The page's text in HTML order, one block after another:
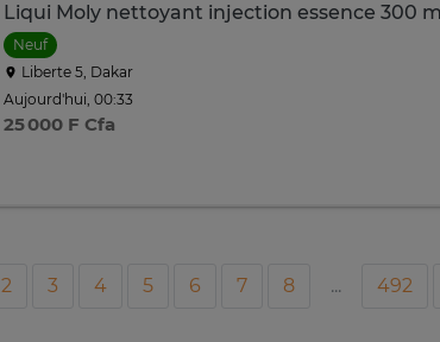
Liqui Moly nettoyant injection essence 300
Neuf
Liberte 5, Dakar
Aujourd'hui, 00:33
25 000 F Cfa
2 3 4 5 6 7 8 ... 492